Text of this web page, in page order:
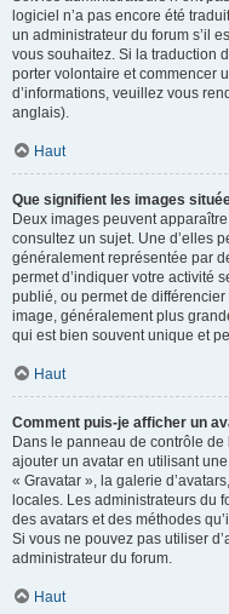
logiciel n’a pas encore été
un administrateur du forum s’il
vous souhaitez. Si la traduction
porter volontaire et commencer
d’informations, veuillez vous
anglais).
Haut
Que signifient les images
Deux images peuvent
consultez un sujet. Une d’elles
généralement représentée par
permet d’indiquer votre activité
publié, ou permet de différencier
image, généralement plus
qui est bien souvent unique et
Haut
Comment puis-je afficher un
Dans le panneau de contrôle de
ajouter un avatar en utilisant
« Gravatar », la galerie
locales. Les administrateurs du
des avatars et des méthodes
Si vous ne pouvez pas utiliser
administrateur du forum.
Haut